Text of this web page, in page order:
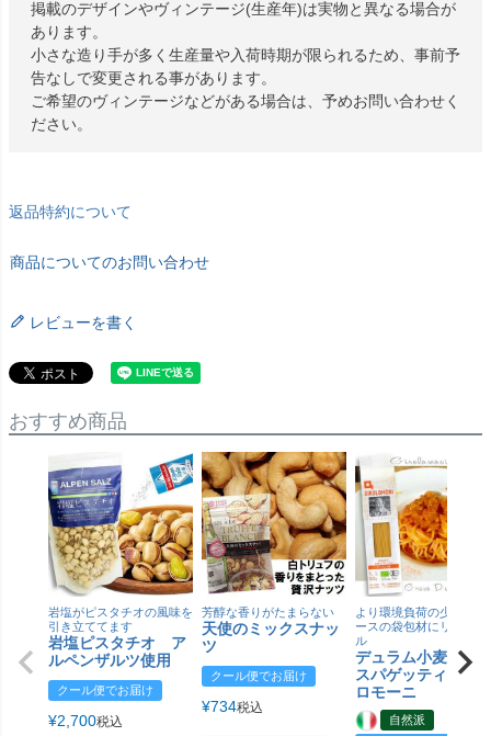
掲載のデザインやヴィンテージ(生産年)は実物と異なる場合が
あります。
小さな造り手が多く生産量や入荷時期が限られるため、事前予
告なしで変更される事があります。
ご希望のヴィンテージなどがある場合は、予めお問い合わせく
ださい。
返品特約について
商品についてのお問い合わせ
レビューを書く
おすすめ商品
岩塩がピスタチオの風味を
引き立ててます
岩塩ピスタチオ ア
ルペンザルツ使用
クール便でお届け
¥2,700税込
芳醇な香りがたまらない
天使のミックスナッ
ツ
クール便でお届け
¥734税込
より環境負荷の少ない紙
ースの袋包材にリニュー
ル
デュラム小麦 有
スパゲッティ／ジ
ロモーニ
自然派